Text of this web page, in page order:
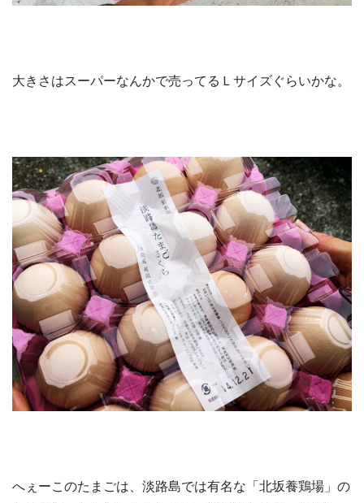
大きさはスーパーなんかで売ってるＬサイズぐらいかな。
へぇーこのたまごは、淡路島では有名な「北坂養鶏場」の